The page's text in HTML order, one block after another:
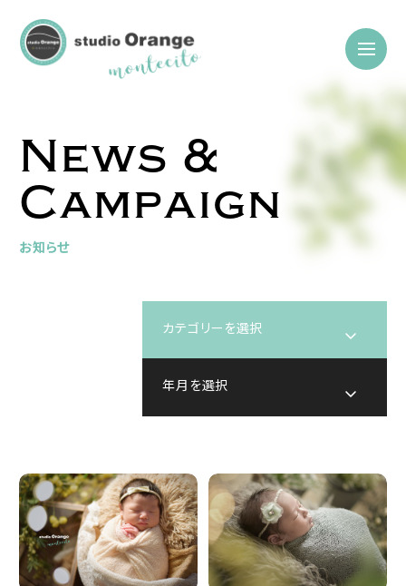
News &
Campaign
お知らせ
カテゴリーを選択
新着情報
スタッフブログ
七五三
マタニティーフォト
年月を選択
2025
2024